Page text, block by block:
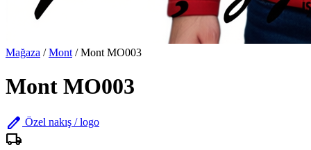
Mağaza / Mont / Mont MO003
Mont MO003
edit Özel nakış / logo
local_shipping